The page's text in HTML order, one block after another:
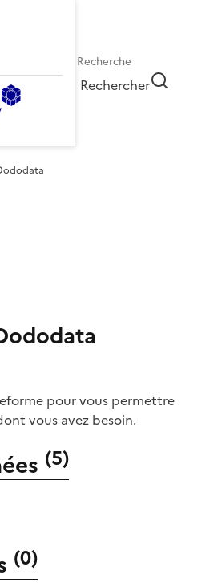
Rechercher
pour vous permettre
vous avez besoin.
(5)
(0)